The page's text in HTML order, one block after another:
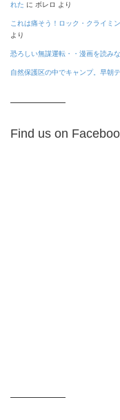
れた に ボレロ より
これは痛そう！ロック・クライミ
より
恐ろしい無謀運転・・漫画を読み
自然保護区の中でキャンプ。早朝
Find us on